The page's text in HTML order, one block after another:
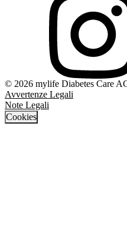
© 2026 mylife Diabetes Care
Avvertenze Legali
Note Legali
Cookies